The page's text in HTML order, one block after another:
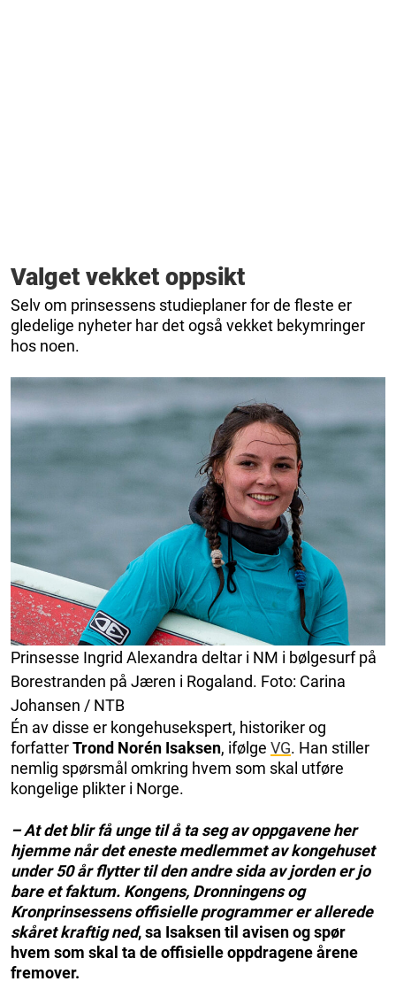
Valget vekket oppsikt
Selv om prinsessens studieplaner for de fleste er
gledelige nyheter har det også vekket bekymringer
hos noen.
Prinsesse Ingrid Alexandra deltar i NM i bølgesurf på
Borestranden på Jæren i Rogaland. Foto: Carina
Johansen / NTB
Én av disse er kongehusekspert, historiker og
forfatterTrond Norén Isaksen, ifølge VG. Han stiller
nemlig spørsmål omkring hvem som skal utføre
kongelige plikter i Norge.
– At det blir få unge til å ta seg av oppgavene her
hjemme når det eneste medlemmet av kongehuset
under 50 år flytter til den andre sida av jorden er jo
bare et faktum. Kongens, Dronningens og
Kronprinsessens offisielle programmer er allerede
skåret kraftig ned, sa Isaksen til avisen og spør
hvem som skal ta de offisielle oppdragene årene
fremover.